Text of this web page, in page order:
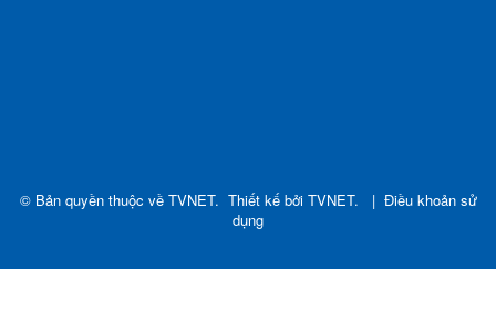
© Bản quyền thuộc về TVNET. Thiết kế bởi TVNET. | Điều khoản sử
dụng